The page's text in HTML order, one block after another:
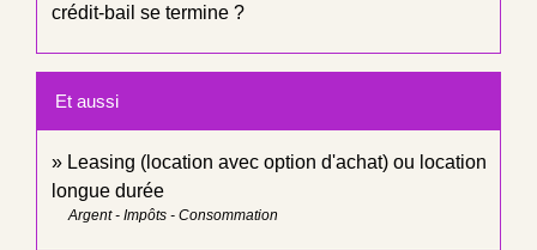
crédit-bail se termine ?
Et aussi
Leasing (location avec option d'achat) ou location
longue durée
Argent - Impôts - Consommation